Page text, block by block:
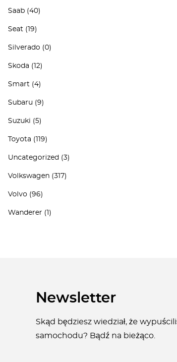
Saab (40)
Seat (19)
Silverado (0)
Skoda (12)
Smart (4)
Subaru (9)
Suzuki (5)
Toyota (119)
Uncategorized (3)
Volkswagen (317)
Volvo (96)
Wanderer (1)
Newsletter
Skąd będziesz wiedział, że
samochodu? Bądź na bieżąco.